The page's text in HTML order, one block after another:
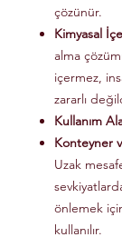
çözünür.
Kimyasal
alma
içermez,
zararlı
Kullanım
Konteyner
Uzak
önlemek
kullanılır.